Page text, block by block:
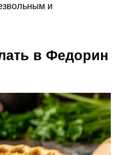
и
в Федорин